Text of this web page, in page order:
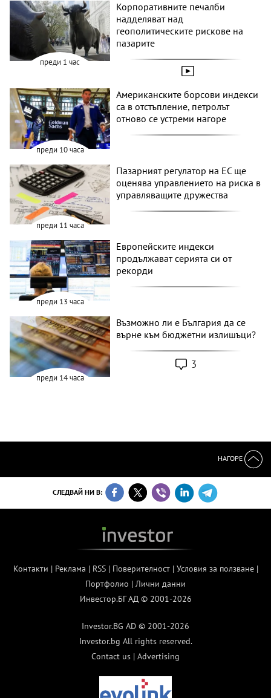
преди 1 час
Корпоративните печалби
надделяват над
геополитическите рискове на
пазарите
преди 10 часа
Американските борсови индекси
са в отстъпление, петролът
отново се устреми нагоре
преди 11 часа
Пазарният регулатор на ЕС ще
оценява управлението на риска в
управляващите дружества
преди 13 часа
Европейските индекси
продължават серията си от
рекорди
преди 14 часа
Възможно ли е България да се
върне към бюджетни излишъци?
3
НАГОРЕ
СЛЕДВАЙ НИ В:
Контакти | Реклама | RSS| Поверителност| Условия за ползване|
Портфолио | Лични данни
Инвестор.БГ АД © 2001-2026
Investor.BG AD © 2001-2026
Investor.bg All rights reserved.
Contact us | Advertising